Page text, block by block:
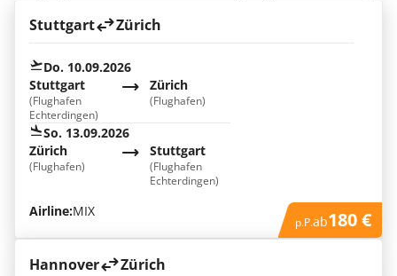
Stuttgart
Zürich
Do. 10.09.2026
Stuttgart
(Flughafen
Echterdingen)
Zürich
(Flughafen)
So. 13.09.2026
Stuttgart
(Flughafen
Echterdingen)
Zürich
(Flughafen)
Airline:MIX
p.P.ab180 €
Hannover Zürich